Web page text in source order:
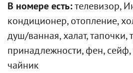
В номере есть: телевизор,
кондиционер, отопление,
душ/ванная, халат, тапочки,
принадлежности, фен, сейф,
чайник